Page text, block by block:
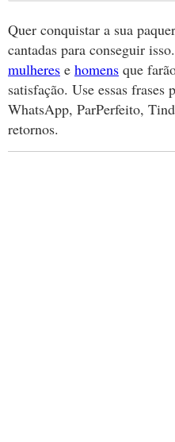
Quer conquistar a sua
cantadas para conseguir
mulheres e homens que
satisfação. Use essas frases
WhatsApp, ParPerfeito,
retornos.